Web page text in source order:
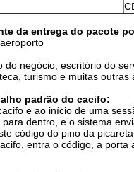
da entrega do pacote
do negócio, escritório do
turismo e muitas outras
padrão do cacifo:
e ao início de uma
dentro, e o sistema
código do pino da
entra o código, a porta